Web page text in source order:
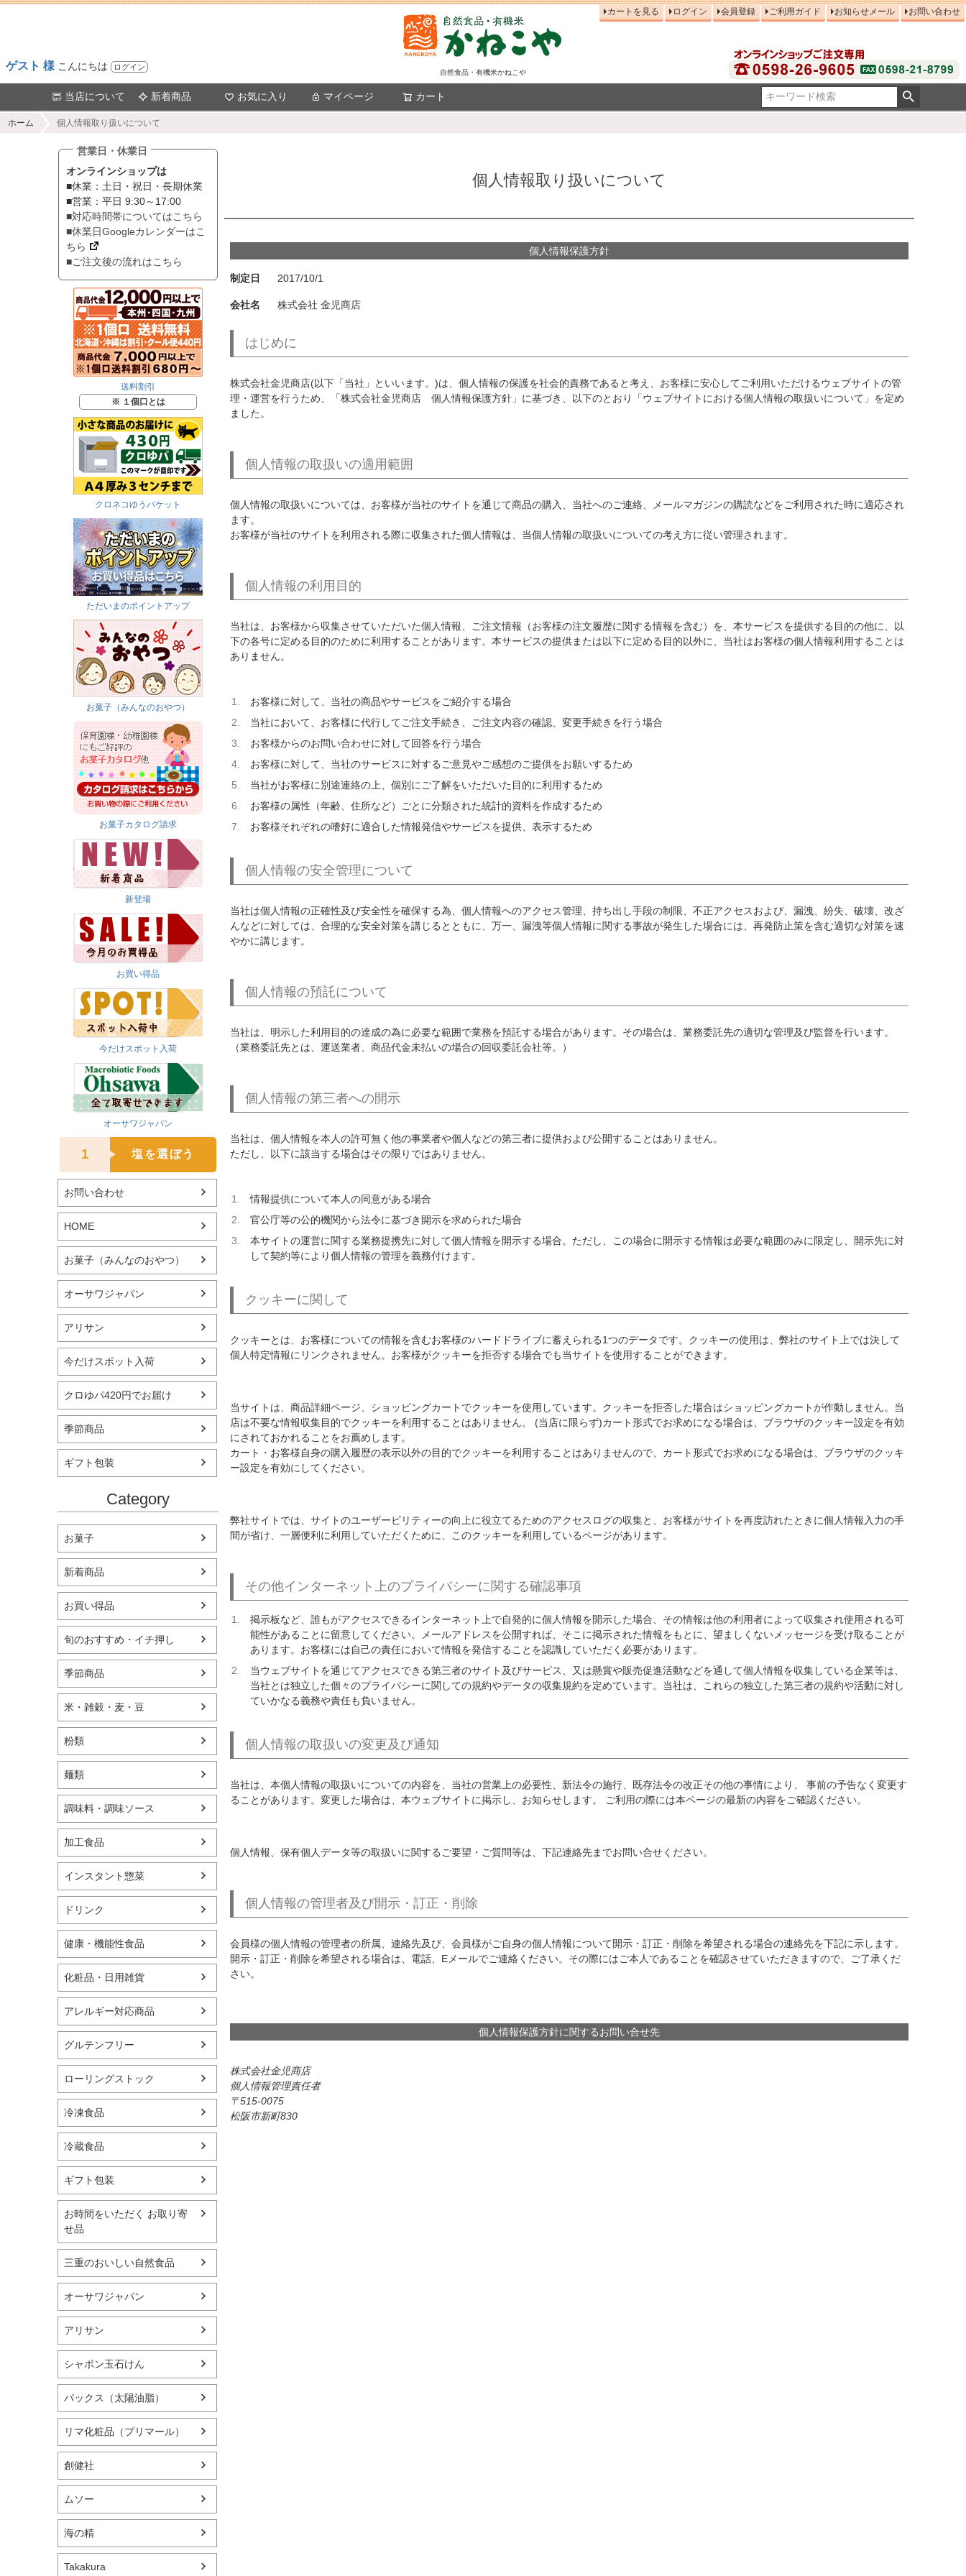
ゲスト 様 こんにちは ログイン
自然食品・有機米かねこや
カートを見る ログイン 会員登録 ご利用ガイド お知らせメール お問い合わせ
当店について 新着商品 お気に入り マイページ カート
ホーム 個人情報取り扱いについて
営業日・休業日
オンラインショップは
■休業：土日・祝日・長期休業
■営業：平日 9:30～17:00
■対応時間帯についてはこちら
■休業日Googleカレンダーはこ
ちら
■ご注文後の流れはこちら
送料割引
※ １個口とは
クロネコゆうパケット
ただいまのポイントアップ
お菓子（みんなのおやつ）
お菓子カタログ請求
新登場
お買い得品
今だけスポット入荷
オーサワジャパン
1 塩を選ぼう
お問い合わせ
HOME
お菓子（みんなのおやつ）
オーサワジャパン
アリサン
今だけスポット入荷
クロゆパ420円でお届け
季節商品
ギフト包装
Category
お菓子
新着商品
お買い得品
旬のおすすめ・イチ押し
季節商品
米・雑穀・麦・豆
粉類
麺類
調味料・調味ソース
加工食品
インスタント惣菜
ドリンク
健康・機能性食品
化粧品・日用雑貨
アレルギー対応商品
グルテンフリー
ローリングストック
冷凍食品
冷蔵食品
ギフト包装
お時間をいただく お取り寄
せ品
三重のおいしい自然食品
オーサワジャパン
アリサン
シャボン玉石けん
パックス（太陽油脂）
リマ化粧品（プリマール）
創健社
ムソー
海の精
Takakura
個人情報取り扱いについて
個人情報保護方針
制定日 2017/10/1
会社名 株式会社 金児商店
はじめに
株式会社金児商店(以下「当社」といいます。)は、個人情報の保護を社会的責務であると考え、お客様に安心してご利用いただけるウェブサイトの管
理・運営を行うため、「株式会社金児商店 個人情報保護方針」に基づき、以下のとおり「ウェブサイトにおける個人情報の取扱いについて」を定め
ました。
個人情報の取扱いの適用範囲
個人情報の取扱いについては、お客様が当社のサイトを通じて商品の購入、当社へのご連絡、メールマガジンの購読などをご利用された時に適応され
ます。
お客様が当社のサイトを利用される際に収集された個人情報は、当個人情報の取扱いについての考え方に従い管理されます。
個人情報の利用目的
当社は、お客様から収集させていただいた個人情報、ご注文情報（お客様の注文履歴に関する情報を含む）を、本サービスを提供する目的の他に、以
下の各号に定める目的のために利用することがあります。本サービスの提供または以下に定める目的以外に、当社はお客様の個人情報利用することは
ありません。
お客様に対して、当社の商品やサービスをご紹介する場合
当社において、お客様に代行してご注文手続き、ご注文内容の確認、変更手続きを行う場合
お客様からのお問い合わせに対して回答を行う場合
お客様に対して、当社のサービスに対するご意見やご感想のご提供をお願いするため
当社がお客様に別途連絡の上、個別にご了解をいただいた目的に利用するため
お客様の属性（年齢、住所など）ごとに分類された統計的資料を作成するため
お客様それぞれの嗜好に適合した情報発信やサービスを提供、表示するため
個人情報の安全管理について
当社は個人情報の正確性及び安全性を確保する為、個人情報へのアクセス管理、持ち出し手段の制限、不正アクセスおよび、漏洩、紛失、破壊、改ざ
んなどに対しては、合理的な安全対策を講じるとともに、万一、漏洩等個人情報に関する事故が発生した場合には、再発防止策を含む適切な対策を速
やかに講じます。
個人情報の預託について
当社は、明示した利用目的の達成の為に必要な範囲で業務を預託する場合があります。その場合は、業務委託先の適切な管理及び監督を行います。
（業務委託先とは、運送業者、 商品代金未払いの場合の回収委託会社等。）
個人情報の第三者への開示
当社は、個人情報を本人の許可無く他の事業者や個人などの第三者に提供および公開することはありません。
ただし、以下に該当する場合はその限りではありません。
情報提供について本人の同意がある場合
官公庁等の公的機関から法令に基づき開示を求められた場合
本サイトの運営に関する業務提携先に対して個人情報を開示する場合。ただし、この場合に開示する情報は必要な範囲のみに限定し、開示先に対
して契約等により個人情報の管理を義務付けます。
クッキーに関して
クッキーとは、お客様についての情報を含むお客様のハードドライブに蓄えられる1つのデータです。クッキーの使用は、弊社のサイト上では決して
個人特定情報にリンクされません。お客様がクッキーを拒否する場合でも当サイトを使用することができます。
当サイトは、商品詳細ページ、ショッピングカートでクッキーを使用しています。クッキーを拒否した場合はショッピングカートが作動しません。当
店は不要な情報収集目的でクッキーを利用することはありません。 (当店に限らず)カート形式でお求めになる場合は、ブラウザのクッキー設定を有効
にされておかれることをお薦めします。
カート・お客様自身の購入履歴の表示以外の目的でクッキーを利用することはありませんので、カート形式でお求めになる場合は、ブラウザのクッキ
ー設定を有効にしてください。
弊社サイトでは、サイトのユーザービリティーの向上に役立てるためのアクセスログの収集と、お客様がサイトを再度訪れたときに個人情報入力の手
間が省け、一層便利に利用していただくために、このクッキーを利用しているページがあります。
その他インターネット上のプライバシーに関する確認事項
掲示板など、誰もがアクセスできるインターネット上で自発的に個人情報を開示した場合、その情報は他の利用者によって収集され使用される可
能性があることに留意してください。メールアドレスを公開すれば、そこに掲示された情報をもとに、望ましくないメッセージを受け取ることが
あります。お客様には自己の責任において情報を発信することを認識していただく必要があります。
当ウェブサイトを通じてアクセスできる第三者のサイト及びサービス、又は懸賞や販売促進活動などを通して個人情報を収集している企業等は、
当社とは独立した個々のプライバシーに関しての規約やデータの収集規約を定めています。当社は、これらの独立した第三者の規約や活動に対し
ていかなる義務や責任も負いません。
個人情報の取扱いの変更及び通知
当社は、本個人情報の取扱いについての内容を、当社の営業上の必要性、新法令の施行、既存法令の改正その他の事情により、 事前の予告なく変更す
ることがあります。変更した場合は、本ウェブサイトに掲示し、お知らせします。 ご利用の際には本ページの最新の内容をご確認ください。
個人情報、保有個人データ等の取扱いに関するご要望・ご質問等は、下記連絡先までお問い合せください。
個人情報の管理者及び開示・訂正・削除
会員様の個人情報の管理者の所属、連絡先及び、会員様がご自身の個人情報について開示・訂正・削除を希望される場合の連絡先を下記に示します。
開示・訂正・削除を希望される場合は、電話、Eメールでご連絡ください。その際にはご本人であることを確認させていただきますので、ご了承くだ
さい。
個人情報保護方針に関するお問い合せ先
株式会社金児商店
個人情報管理責任者
515-0075
松阪市新町830